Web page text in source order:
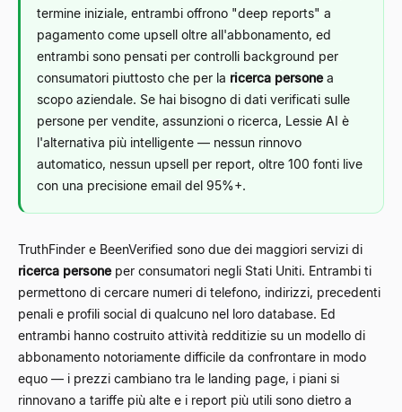
termine iniziale, entrambi offrono "deep reports" a
pagamento come upsell oltre all'abbonamento, ed
entrambi sono pensati per controlli background per
consumatori piuttosto che per la ricerca personea
scopo aziendale. Se hai bisogno di dati verificati sulle
persone per vendite, assunzioni o ricerca, Lessie AI è
l'alternativa più intelligente — nessun rinnovo
automatico, nessun upsell per report, oltre 100 fonti live
con una precisione email del 95%+.
TruthFinder e BeenVerified sono due dei maggiori servizi di
ricerca personeper consumatori negli Stati Uniti. Entrambi ti
permettono di cercare numeri di telefono, indirizzi, precedenti
penali e profili social di qualcuno nel loro database. Ed
entrambi hanno costruito attività redditizie su un modello di
abbonamento notoriamente difficile da confrontare in modo
equo — i prezzi cambiano tra le landing page, i piani si
rinnovano a tariffe più alte e i report più utili sono dietro a